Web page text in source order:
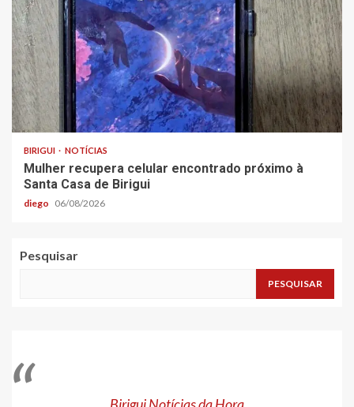
BIRIGUI NOTÍCIAS
Mulher recupera celular encontrado próximo à
Santa Casa de Birigui
diego 06/08/2026
Pesquisar
PESQUISAR
Birigui Notícias da Hora